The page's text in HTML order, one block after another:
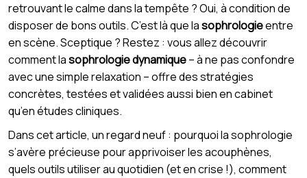
retrouvant le calme dans la tempête ? Oui, à condition de
disposer de bons outils. C’est là que lasophrologieentre
en scène. Sceptique ? Restez : vous allez découvrir
comment lasophrologie dynamique– à ne pas confondre
avec une simple relaxation – offre des stratégies
concrètes, testées et validées aussi bien en cabinet
qu’en études cliniques.
Dans cet article, un regard neuf : pourquoi la sophrologie
s’avère précieuse pour apprivoiser les acouphènes,
quels outils utiliser au quotidien (et en crise !), comment